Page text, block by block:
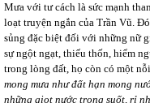
Mưa với tư cách là sức mạnh
loạt truyện ngắn của Trần Vũ.
sủng đặc biệt đối với những nữ
sự ngột ngạt, thiếu thốn, hiểm
trong lòng đất, họ còn có một
mong mưa như đất hạn mong
những giọt nước trong suốt, rỉ